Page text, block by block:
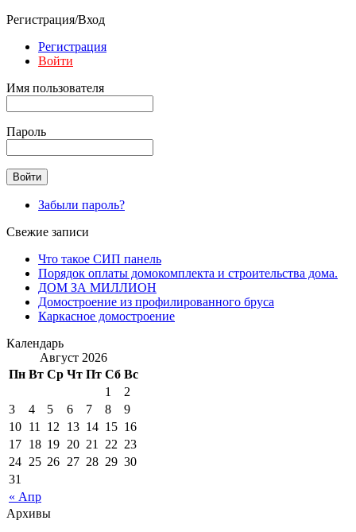
Регистрация/Вход
Регистрация
Войти
Имя пользователя
Пароль
Забыли пароль?
Свежие записи
Что такое СИП панель
Порядок оплаты домокомплекта и строительства дома.
ДОМ ЗА МИЛЛИОН
Домостроение из профилированного бруса
Каркасное домостроение
Календарь
Август 2026
Пн Вт Ср Чт Пт Сб Вс
« Апр
1
2
3
4 5 6 7 8
9
10 11 12 13 14 15 16
17 18 19 20 21 22 23
24 25 26 27 28 29 30
31
Архивы